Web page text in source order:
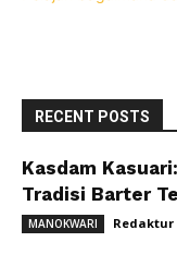
RECENT POSTS
Kasdam
Tradisi Barter
MANOKWARI Redaktur